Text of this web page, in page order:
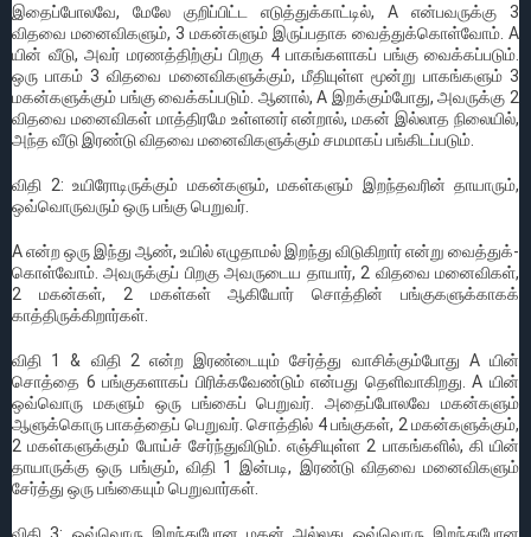
இதைப்போலவே, மேலே குறிப்பிட்ட எடுத்துக்காட்டில், A என்பவருக்கு 3
விதவை மனைவிகளும், 3 மகன்களும் இருப்பதாக வைத்துக்கொள்வோம். A
யின் வீடு, அவர் மரணத்திற்குப் பிறகு 4 பாகங்களாகப் பங்கு வைக்கப்படும்.
ஒரு பாகம் 3 விதவை மனைவிகளுக்கும், மீதியுள்ள மூன்று பாகங்களும் 3
மகன்களுக்கும் பங்கு வைக்கப்படும். ஆனால், A இறக்கும்போது, அவருக்கு 2
விதவை மனைவிகள் மாத்திரமே உள்ளனர் என்றால், மகன் இல்லாத நிலையில்,
அந்த வீடு இரண்டு விதவை மனைவிகளுக்கும் சமமாகப் பங்கிடப்படும்.
விதி 2: உயிரோடிருக்கும் மகன்களும், மகள்களும் இறந்தவரின் தாயாரும்,
ஒவ்வொருவரும் ஒரு பங்கு பெறுவர்.
A என்ற ஒரு இந்து ஆண், உயில் எழுதாமல் இறந்து விடுகிறார் என்று வைத்துக்-
கொள்வோம். அவருக்குப் பிறகு அவருடைய தாயார், 2 விதவை மனைவிகள்,
2 மகன்கள், 2 மகள்கள் ஆகியோர் சொத்தின் பங்குகளுக்காகக்
காத்திருக்கிறார்கள்.
விதி 1 & விதி 2 என்ற இரண்டையும் சேர்த்து வாசிக்கும்போது A யின்
சொத்தை 6 பங்குகளாகப் பிரிக்கவேண்டும் என்பது தெளிவாகிறது. A யின்
ஒவ்வொரு மகளும் ஒரு பங்கைப் பெறுவர். அதைப்போலவே மகன்களும்
ஆளுக்கொரு பாகத்தைப் பெறுவர். சொத்தில் 4 பங்குகள், 2 மகன்களுக்கும்,
2 மகள்களுக்கும் போய்ச் சேர்ந்துவிடும். எஞ்சியுள்ள 2 பாகங்களில், கி யின்
தாயாருக்கு ஒரு பங்கும், விதி 1 இன்படி, இரண்டு விதவை மனைவிகளும்
சேர்த்து ஒரு பங்கையும் பெறுவார்கள்.
விதி 3: ஒவ்வொரு இறந்துபோன மகன் அல்லது ஒவ்வொரு இறந்துபோன